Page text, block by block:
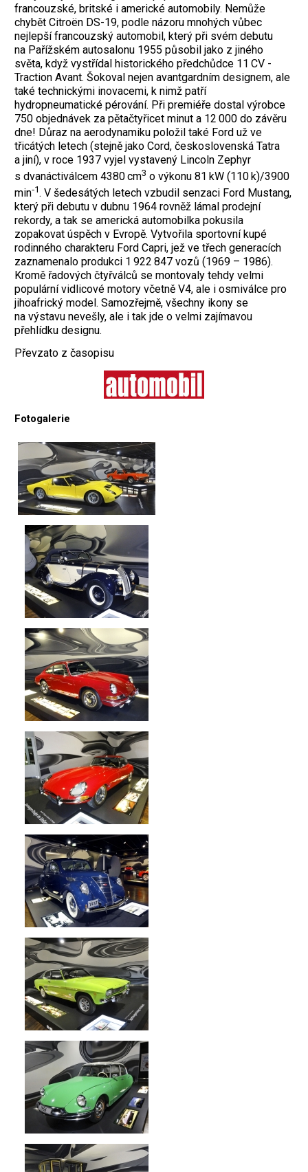
francouzské, britské i americké automobily. Nemůže
chybět ­Citroën DS-19, podle názoru mnohých ­vůbec
nejlepší francouzský automobil, který při svém debutu
na Pařížském autosalonu 1955 působil jako z jiného
světa, když vy­střídal historického předchůdce 11 CV ­
Traction Avant. Šokoval nejen avantgardním designem, ale
také technickými inovacemi, k nimž patří
hydropneumatické pérování. Při premiéře dostal ­výrobce
750 objednávek za pětačtyřicet minut a 12 000 do zá­věru
dne! Důraz na aerodyna­miku položil také Ford už ve
třicátých letech (stejně jako Cord, československá Tatra
a jiní), v roce 1937 vyjel vystavený ­Lincoln Zephyr
s dvanáctiválcem 4380 cm3 o výkonu 81 kW (110 k)/3900
min‑1. V šedesátých letech vzbudil senzaci Ford Mustang,
který při de­butu v dubnu 1964 rovněž lámal prodejní
rekordy, a tak se americká auto­mobilka pokusila
zopakovat úspěch v Ev­ropě. Vytvořila sportovní kupé
rodinného charakteru Ford Capri, jež ve třech gene­racích
zaznamenalo produkci 1 922 847 vozů (1969 – 1986).
Kromě řadových čtyřválců se montovaly tehdy velmi
populární vidlicové motory včetně V4, ale i osmiválce pro
jiho­africký model. Samozřejmě, všechny ikony se
na výstavu nevešly, ale i tak jde o velmi zajímavou
přehlídku designu.
Převzato z časopisu
Fotogalerie